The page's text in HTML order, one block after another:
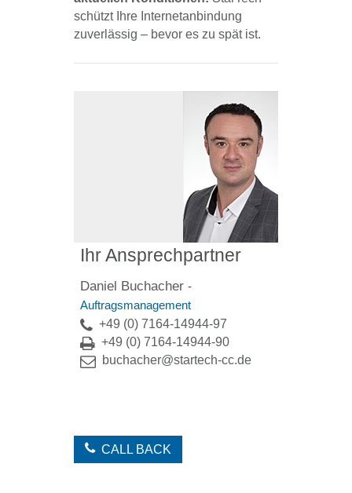
schützt Ihre Internetanbindung
zuverlässig – bevor es zu spät ist.
Ihr Ansprechpartner
Daniel Buchacher -
Auftragsmanagement
+49 (0) 7164-14944-97
+49 (0) 7164-14944-90
buchacher@startech-cc.de
CALL BACK